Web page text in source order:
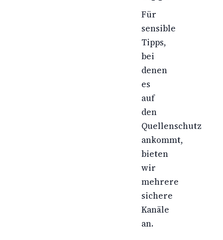
Für
sensible
Tipps,
bei
denen
es
auf
den
Quellenschutz
ankommt,
bieten
wir
mehrere
sichere
Kanäle
an.